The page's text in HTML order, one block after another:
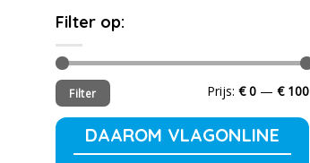
Filter op:
Min.
prijs
Max.
prijsFilter Prijs: € 0— € 100
DAAROM VLAGONLINE